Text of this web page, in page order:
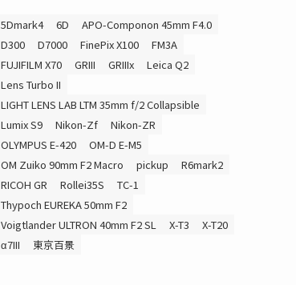
5Dmark4 6D
APO-Componon 45mm F4.0
D300
D7000 FinePix X100
FM3A
FUJIFILM X70
GRIII GRIIIx
Leica Q2
Lens Turbo II
LIGHT LENS LAB LTM 35mm f/2 Collapsible
Lumix S9
Nikon-Zf
Nikon-ZR
OLYMPUS E-420
OM-D E-M5
OM Zuiko 90mm F2 Macro
pickup
R6mark2
RICOH GR
Rollei35S
TC-1
Thypoch EUREKA 50mm F2
Voigtlander ULTRON 40mm F2 SL
X-T3
X-T20
α7III
東京百景